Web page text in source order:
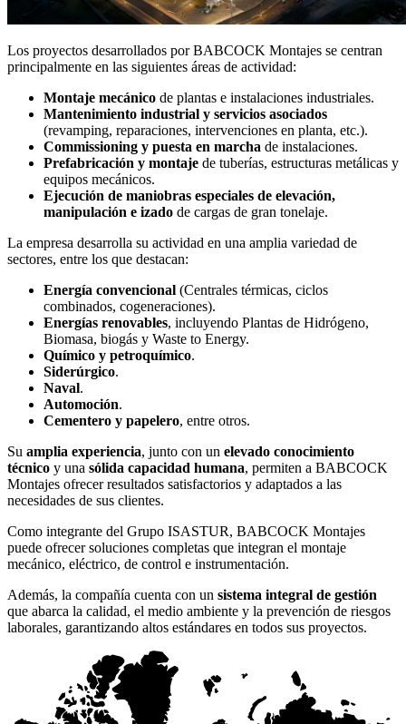
Los proyectos desarrollados por BABCOCK Montajes se centran
principalmente en las siguientes áreas de actividad:
Montaje mecánico de plantas e instalaciones industriales.
Mantenimiento industrial y servicios asociados
(revamping, reparaciones, intervenciones en planta, etc.).
Commissioning y puesta en marcha de instalaciones.
Prefabricación y montaje de tuberías, estructuras metálicas y
equipos mecánicos.
Ejecución de maniobras especiales de elevación,
manipulación e izado de cargas de gran tonelaje.
La empresa desarrolla su actividad en una amplia variedad de
sectores, entre los que destacan:
Energía convencional (Centrales térmicas, ciclos
combinados, cogeneraciones).
Energías renovables, incluyendo Plantas de Hidrógeno,
Biomasa, biogás y Waste to Energy.
Químico y petroquímico.
Siderúrgico.
Naval.
Automoción.
Cementero y papelero, entre otros.
Su amplia experiencia, junto con un elevado conocimiento
técnico y una sólida capacidad humana, permiten a BABCOCK
Montajes ofrecer resultados satisfactorios y adaptados a las
necesidades de sus clientes.
Como integrante del Grupo ISASTUR, BABCOCK Montajes
puede ofrecer soluciones completas que integran el montaje
mecánico, eléctrico, de control e instrumentación.
Además, la compañía cuenta con un sistema integral de gestión
que abarca la calidad, el medio ambiente y la prevención de riesgos
laborales, garantizando altos estándares en todos sus proyectos.